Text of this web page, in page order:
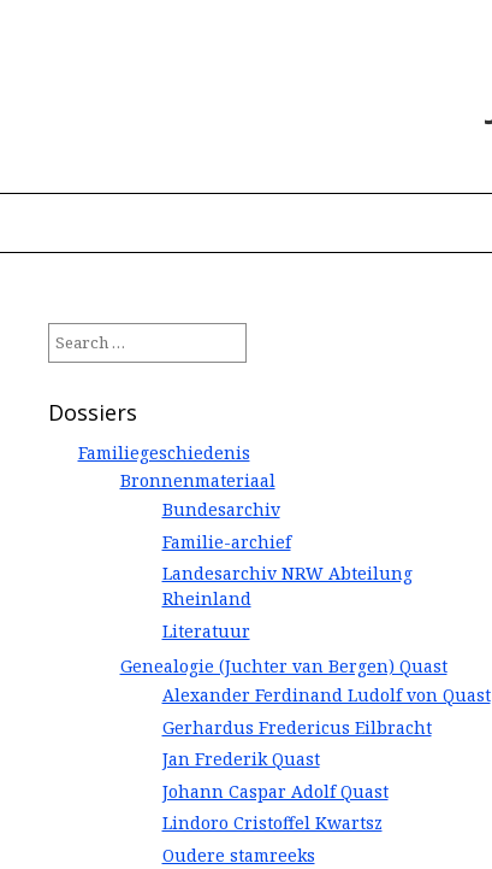
for:
Dossiers
Familiegeschiedenis
Bronnenmateriaal
Bundesarchiv
Familie-archief
Landesarchiv NRW Abteilung
Rheinland
Literatuur
Genealogie (Juchter van Bergen) Quast
Alexander Ferdinand Ludolf von Quast
Gerhardus Fredericus Eilbracht
Jan Frederik Quast
Johann Caspar Adolf Quast
Lindoro Cristoffel Kwartsz
Oudere stamreeks